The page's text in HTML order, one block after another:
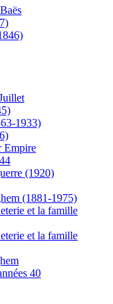
1933)
Empire
(1920)
(1881-1975)
et la famille
et la famille
40